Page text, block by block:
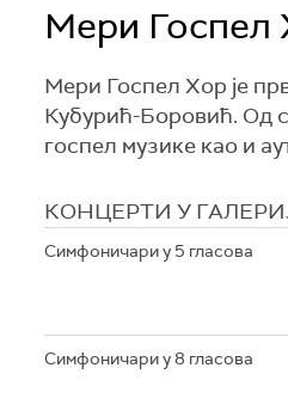
Мери Госпел
Мери Госпел Хор је
Кубурић-Боровић. Од
госпел музике као и
КОНЦЕРТИ У
Симфоничари у 5 гласова
Симфоничари у 8 гласова